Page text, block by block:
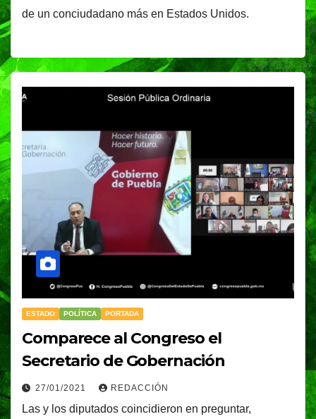
de un conciudadano más en Estados Unidos.
ESTADO POLÍTICA PORTADA
Comparece al Congreso el
Secretario de Gobernación
27/01/2021 REDACCIÓN
Las y los diputados coincidieron en preguntar,